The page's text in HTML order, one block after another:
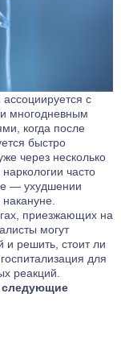
с
многодневным
когда после
быстро
через несколько
часто
— ухудшении
приезжающих на
могут
и решить, стоит ли
для
реакций.
следующие